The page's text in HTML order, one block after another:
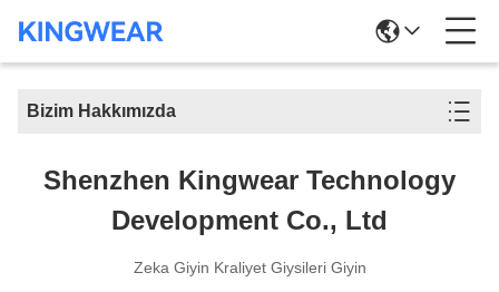
Bizim Hakkımızda
Shenzhen Kingwear Technology
Development Co., Ltd
Zeka Giyin Kraliyet Giysileri Giyin